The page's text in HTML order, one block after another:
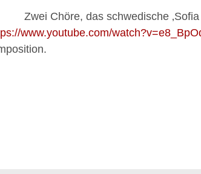
Zwei Chöre, das schwedische ‚Sofia
www.youtube.com/